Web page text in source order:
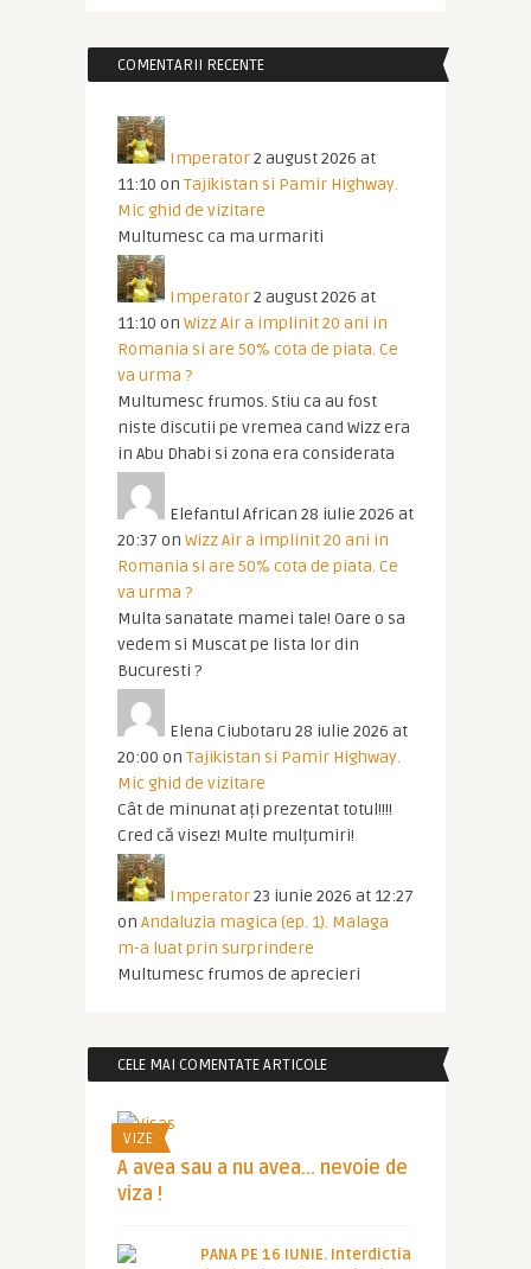
COMENTARII RECENTE
Imperator2 august 2026 at
11:10 on Tajikistan si Pamir Highway.
Mic ghid de vizitare
Multumesc ca ma urmariti
Imperator2 august 2026 at
11:10 on Wizz Air a implinit 20 ani in
Romania si are 50% cota de piata. Ce
va urma ?
Multumesc frumos. Stiu ca au fost
niste discutii pe vremea cand Wizz era
in Abu Dhabi si zona era considerata
Elefantul African 28 iulie 2026 at
20:37 on Wizz Air a implinit 20 ani in
Romania si are 50% cota de piata. Ce
va urma ?
Multa sanatate mamei tale! Oare o sa
vedem si Muscat pe lista lor din
Bucuresti ?
Elena Ciubotaru 28 iulie 2026 at
20:00 on Tajikistan si Pamir Highway.
Mic ghid de vizitare
Cât de minunat ați prezentat totul!!!!
Cred că visez! Multe mulțumiri!
Imperator23 iunie 2026 at 12:27
on Andaluzia magica (ep. 1). Malaga
m-a luat prin surprindere
Multumesc frumos de aprecieri
CELE MAI COMENTATE ARTICOLE
VIZE
A avea sau a nu avea… nevoie de
viza !
PANA PE 16 IUNIE. Interdictia